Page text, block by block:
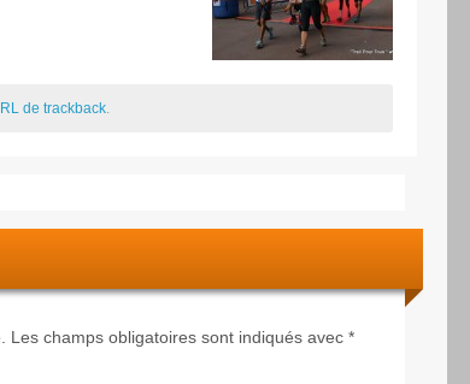
de trackback
Les champs obligatoires sont indiqués avec *